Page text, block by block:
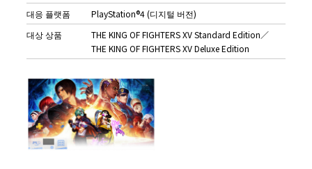
대응 플랫폼
PlayStation®4 (디지털 버전)
대상 상품
THE KING OF FIGHTERS XV Standard Edition／
THE KING OF FIGHTERS XV Deluxe Edition